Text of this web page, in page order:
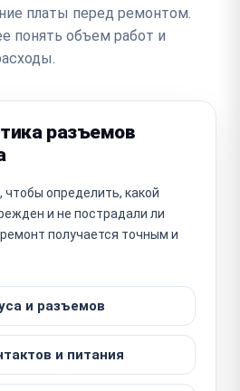
платы перед ремонтом.
понять объем работ и
разъемов
определить, какой
и не пострадали ли
получается точным и
и разъемов
и питания